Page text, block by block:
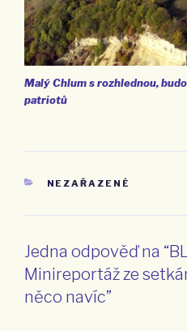
Malý Chlum s rozhlednou,
patriotů
RUBRIKY
NEZAŘAZENÉ
Jedna odpověď na
Minireportáž ze
něco navíc”